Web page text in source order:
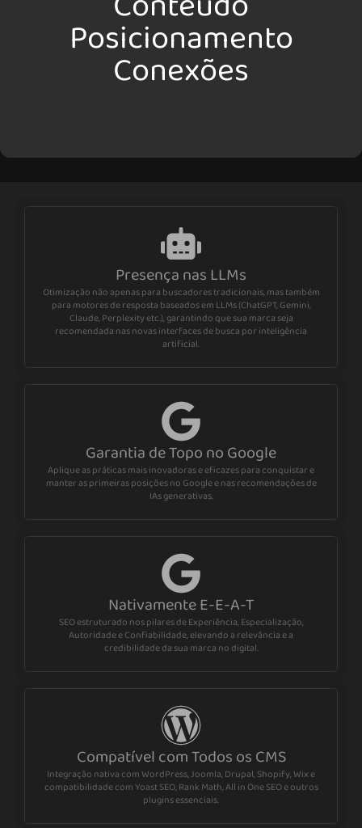
Posicionamento
Conexões
Presença nas LLMs
Otimização não apenas para buscadores tradicionais, mas também
para motores de resposta baseados em LLMs (ChatGPT, Gemini,
Claude, Perplexity etc.), garantindo que sua marca seja
recomendada nas novas interfaces de busca por inteligência
artificial.
Garantia de Topo no Google
Aplique as práticas mais inovadoras e eficazes para conquistar e
manter as primeiras posições no Google e nas recomendações de
IAs generativas.
Nativamente E-E-A-T
SEO estruturado nos pilares de Experiência, Especialização,
Autoridade e Confiabilidade, elevando a relevância e a
credibilidade da sua marca no digital.
Compatível com Todos os CMS
Integração nativa com WordPress, Joomla, Drupal, Shopify, Wix e
compatibilidade com Yoast SEO, Rank Math, All in One SEO e outros
plugins essenciais.